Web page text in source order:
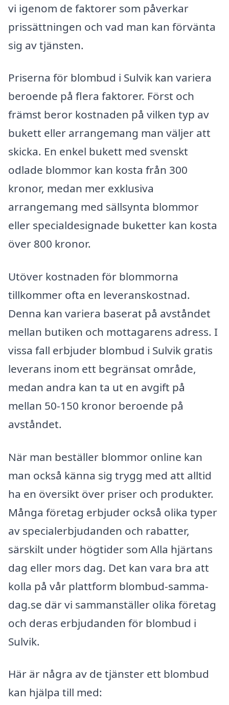
vi igenom de faktorer som påverkar
prissättningen och vad man kan förvänta
sig av tjänsten.
Priserna för blombud i Sulvik kan variera
beroende på flera faktorer. Först och
främst beror kostnaden på vilken typ av
bukett eller arrangemang man väljer att
skicka. En enkel bukett med svenskt
odlade blommor kan kosta från 300
kronor, medan mer exklusiva
arrangemang med sällsynta blommor
eller specialdesignade buketter kan kosta
över 800 kronor.
Utöver kostnaden för blommorna
tillkommer ofta en leveranskostnad.
Denna kan variera baserat på avståndet
mellan butiken och mottagarens adress. I
vissa fall erbjuder blombud i Sulvik gratis
leverans inom ett begränsat område,
medan andra kan ta ut en avgift på
mellan 50-150 kronor beroende på
avståndet.
När man beställer blommor online kan
man också känna sig trygg med att alltid
ha en översikt över priser och produkter.
Många företag erbjuder också olika typer
av specialerbjudanden och rabatter,
särskilt under högtider som Alla hjärtans
dag eller mors dag. Det kan vara bra att
kolla på vår plattform blombud-samma-
dag.se där vi sammanställer olika företag
och deras erbjudanden för blombud i
Sulvik.
Här är några av de tjänster ett blombud
kan hjälpa till med: